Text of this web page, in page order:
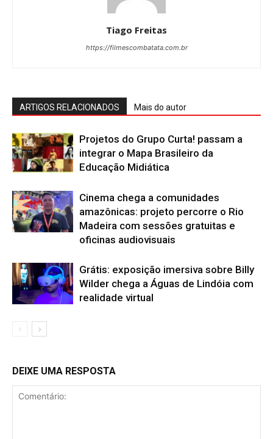
Tiago Freitas
https://filmescombatata.com.br
ARTIGOS RELACIONADOS Mais do autor
Projetos do Grupo Curta! passam a
integrar o Mapa Brasileiro da
Educação Midiática
Cinema chega a comunidades
amazônicas: projeto percorre o Rio
Madeira com sessões gratuitas e
oficinas audiovisuais
Grátis: exposição imersiva sobre Billy
Wilder chega a Águas de Lindóia com
realidade virtual
DEIXE UMA RESPOSTA